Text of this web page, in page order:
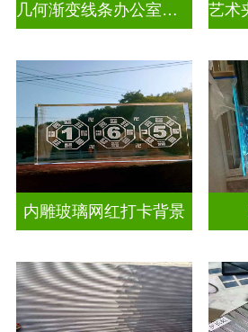
几何渐变线条办公室渐变装饰玻璃
内雕玻璃网红打卡背景